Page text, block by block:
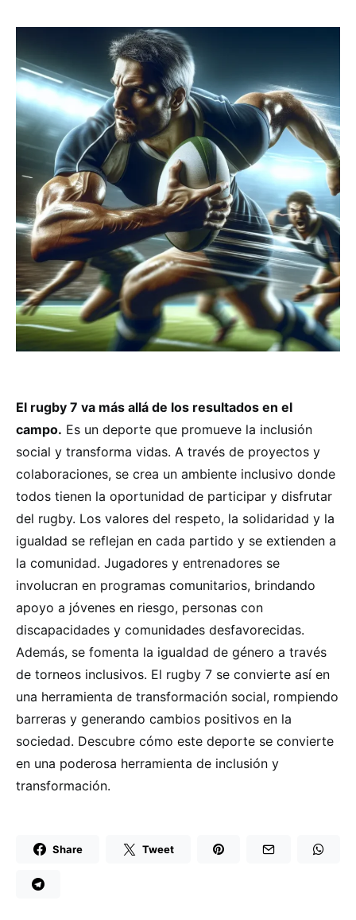
El rugby 7 va más allá de los resultados en el
campo. Es un deporte que promueve la inclusión
social y transforma vidas. A través de proyectos y
colaboraciones, se crea un ambiente inclusivo donde
todos tienen la oportunidad de participar y disfrutar
del rugby. Los valores del respeto, la solidaridad y la
igualdad se reflejan en cada partido y se extienden a
la comunidad. Jugadores y entrenadores se
involucran en programas comunitarios, brindando
apoyo a jóvenes en riesgo, personas con
discapacidades y comunidades desfavorecidas.
Además, se fomenta la igualdad de género a través
de torneos inclusivos. El rugby 7 se convierte así en
una herramienta de transformación social, rompiendo
barreras y generando cambios positivos en la
sociedad. Descubre cómo este deporte se convierte
en una poderosa herramienta de inclusión y
transformación.
Share Tweet